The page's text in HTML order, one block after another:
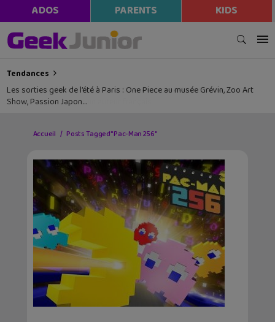
ADOS PARENTS KIDS
Tendances
Les sorties geek de l’été à Paris : One Piece au musée Grévin, Zoo Art
Show, Passion Japon…
Accueil Posts Tagged "Pac-Man 256"